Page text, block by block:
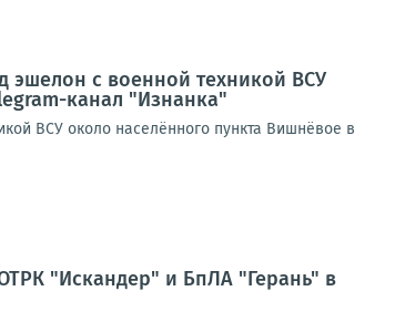
с военной техникой ВСУ
канал "Изнанка"
ВСУ около населённого пункта Вишнёвое в
"Искандер" и БпЛА "Герань" в